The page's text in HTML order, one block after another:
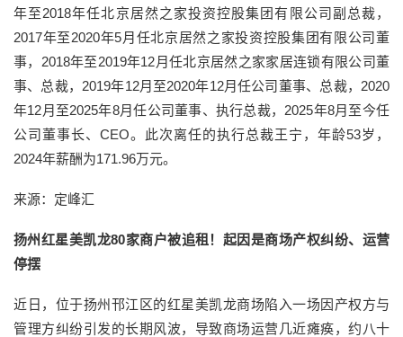
年至2018年任北京居然之家投资控股集团有限公司副总裁，
2017年至2020年5月任北京居然之家投资控股集团有限公司董
事，2018年至2019年12月任北京居然之家家居连锁有限公司董
事、总裁，2019年12月至2020年12月任公司董事、总裁，2020
年12月至2025年8月任公司董事、执行总裁，2025年8月至今任
公司董事长、CEO。此次离任的执行总裁王宁，年龄53岁，
2024年薪酬为171.96万元。
来源：定峰汇
扬州红星美凯龙80家商户被追租！起因是商场产权纠纷、运营
停摆
近日，位于扬州邗江区的红星美凯龙商场陷入一场因产权方与
管理方纠纷引发的长期风波，导致商场运营几近瘫痪，约八十